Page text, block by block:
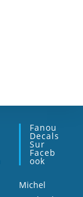
Fanou
Decals
Sur
Faceb
Ook
Michel